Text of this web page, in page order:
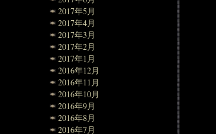
2017年5月
2017年4月
2017年3月
2017年2月
2017年1月
2016年12月
2016年11月
2016年10月
2016年9月
2016年8月
2016年7月